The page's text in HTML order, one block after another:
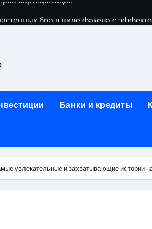
работы на объектах культурного
одежды: джемперы, брюки,
для международных расчетов
от проектной документации до
Банки и кредиты
увлекательные и захватывающие истории